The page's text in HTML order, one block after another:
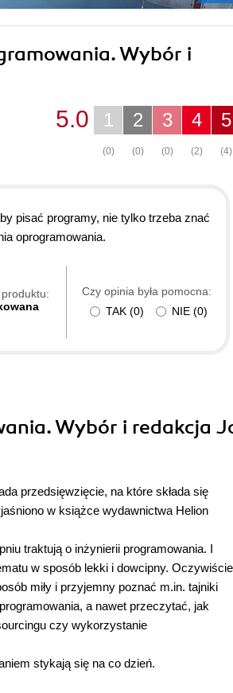
Wybór i
5
(4)
4
(2)
3
(0)
2
(0)
1
(0)
5.0
pisać programy, nie tylko trzeba znać
oprogramowania.
Czy opinia była pomocna:
TAK (0) NIE (0)
Wybór i redakcja
przedsięwzięcie, na które składa się
w książce wydawnictwa Helion
traktują o inżynierii programowania. I
w sposób lekki i dowcipny. Oczywiście
miły i przyjemny poznać m.in. tajniki
a nawet przeczytać, jak
czy wykorzystanie
stykają się na co dzień.